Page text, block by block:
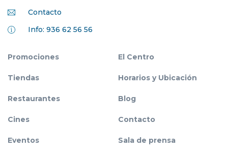
Contacto
Info: 936 62 56 56
Promociones
Tiendas
Restaurantes
Cines
Eventos
El Centro
Horarios y Ubicación
Blog
Contacto
Sala de prensa